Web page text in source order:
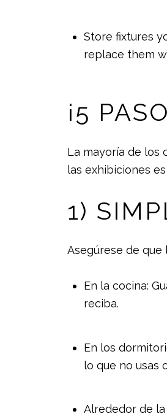
Store fixtures
replace them
¡5
La mayoría de los
las exhibiciones
1)
Asegúrese de
En la cocina:
reciba.
En los
lo que no usas
Alrededor de